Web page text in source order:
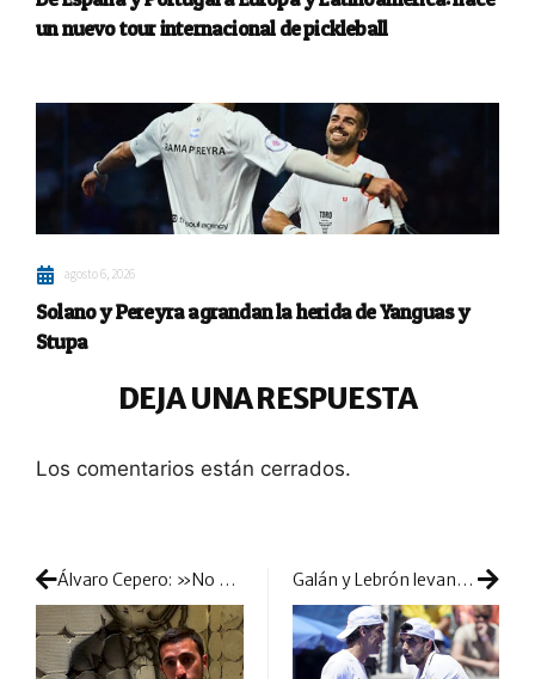
un nuevo tour internacional de pickleball
agosto 6, 2026
Solano y Pereyra agrandan la herida de Yanguas y
Stupa
DEJA UNA RESPUESTA
Los comentarios están cerrados.
Álvaro Cepero: »No se entiende que vayas a jugar una prueba y que la misma entidad te denuncie mientras lo disputas, nos están perjudicando mucho» Galán y Lebrón levantan el triplete: exhibición de poderío en la final de Marbella